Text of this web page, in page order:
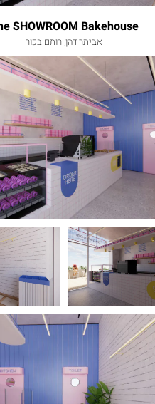
SHOWROOM Bakehouse
אביתר דהן, רותם בכור